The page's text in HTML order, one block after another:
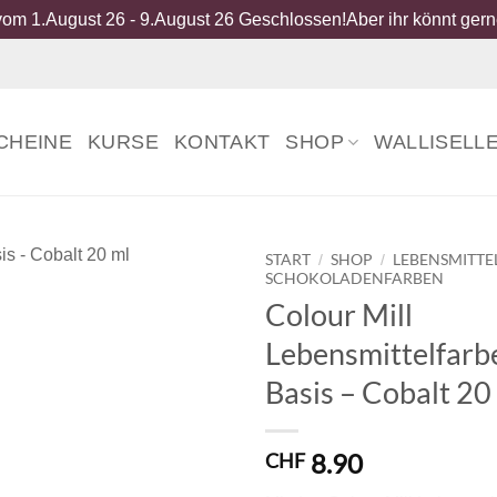
1.August 26 - 9.August 26 Geschlossen!Aber ihr könnt
KURSE KONTAKT SHOP
START / SHOP /
SCHOKOLADENFARBEN
Colour Mill
Basis – Cobalt
CHF8.90